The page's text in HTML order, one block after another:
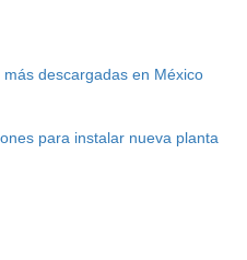
descargadas en México
para instalar nueva planta